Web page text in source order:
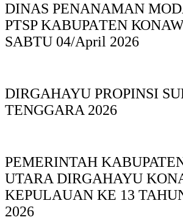
DINAS PΕΝΑΝΑΜAN
PTSP KABUPAΤΕΝ
SABTU 04/April 2026
DIRGAHAYU PROPINSI
TENGGARA 2026
PEMERINTAH
UTARA DIRGAHAYU
KEPULAUAN KE 13
2026